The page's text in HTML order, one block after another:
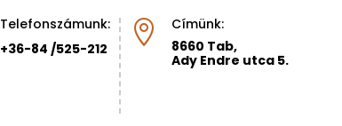
Telefonszámunk:
+36-84 /525-212

Címünk:
8660 Tab,
Ady Endre utca 5.